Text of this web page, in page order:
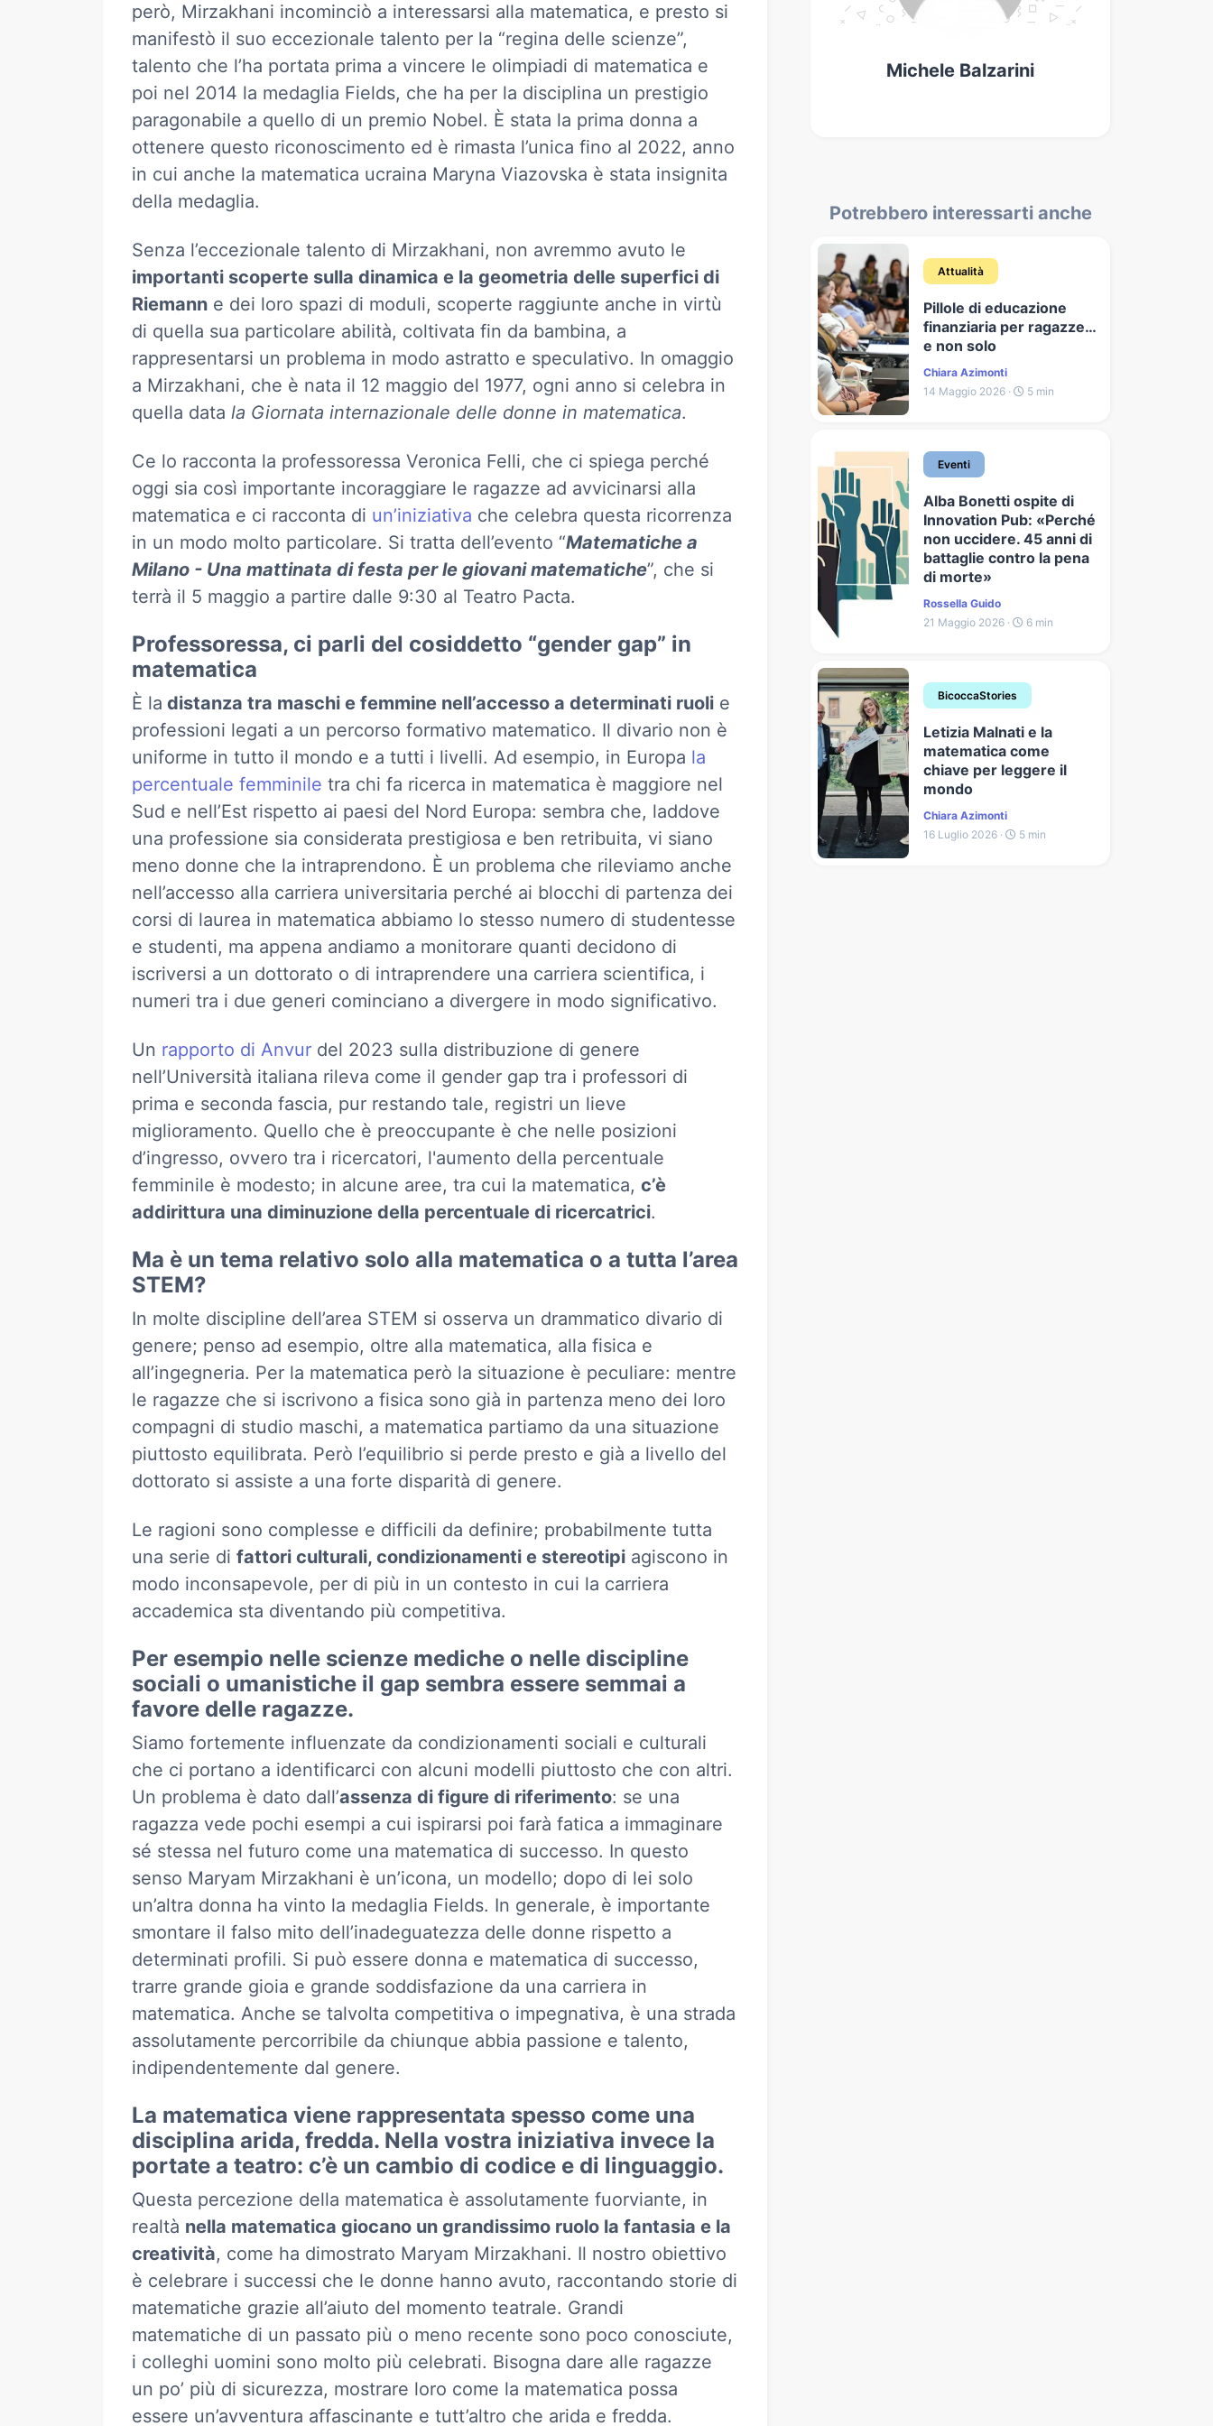
però, Mirzakhani incominciò a interessarsi alla matematica, e presto si
manifestò il suo eccezionale talento per la “regina delle scienze”,
talento che l’ha portata prima a vincere le olimpiadi di matematica e
poi nel 2014 la medaglia Fields, che ha per la disciplina un prestigio
paragonabile a quello di un premio Nobel. È stata la prima donna a
ottenere questo riconoscimento ed è rimasta l’unica fino al 2022, anno
in cui anche la matematica ucraina Maryna Viazovska è stata insignita
della medaglia.
Senza l’eccezionale talento di Mirzakhani, non avremmo avuto le
importanti scoperte sulla dinamica e la geometria delle superfici di
Riemann e dei loro spazi di moduli, scoperte raggiunte anche in virtù
di quella sua particolare abilità, coltivata fin da bambina, a
rappresentarsi un problema in modo astratto e speculativo. In omaggio
a Mirzakhani, che è nata il 12 maggio del 1977, ogni anno si celebra in
quella data la Giornata internazionale delle donne in matematica.
Ce lo racconta la professoressa Veronica Felli, che ci spiega perché
oggi sia così importante incoraggiare le ragazze ad avvicinarsi alla
matematica e ci racconta di un’iniziativa che celebra questa ricorrenza
in un modo molto particolare. Si tratta dell’evento “Matematiche a
Milano - Una mattinata di festa per le giovani matematiche”, che si
terrà il 5 maggio a partire dalle 9:30 al Teatro Pacta.
Professoressa, ci parli del cosiddetto “gender gap” in
matematica
È la distanza tra maschi e femmine nell’accesso a determinati ruoli e
professioni legati a un percorso formativo matematico. Il divario non è
uniforme in tutto il mondo e a tutti i livelli. Ad esempio, in Europa la
percentuale femminile tra chi fa ricerca in matematica è maggiore nel
Sud e nell’Est rispetto ai paesi del Nord Europa: sembra che, laddove
una professione sia considerata prestigiosa e ben retribuita, vi siano
meno donne che la intraprendono. È un problema che rileviamo anche
nell’accesso alla carriera universitaria perché ai blocchi di partenza dei
corsi di laurea in matematica abbiamo lo stesso numero di studentesse
e studenti, ma appena andiamo a monitorare quanti decidono di
iscriversi a un dottorato o di intraprendere una carriera scientifica, i
numeri tra i due generi cominciano a divergere in modo significativo.
Un rapporto di Anvur del 2023 sulla distribuzione di genere
nell’Università italiana rileva come il gender gap tra i professori di
prima e seconda fascia, pur restando tale, registri un lieve
miglioramento. Quello che è preoccupante è che nelle posizioni
d’ingresso, ovvero tra i ricercatori, l'aumento della percentuale
femminile è modesto; in alcune aree, tra cui la matematica, c’è
addirittura una diminuzione della percentuale di ricercatrici.
Ma è un tema relativo solo alla matematica o a tutta l’area
STEM?
In molte discipline dell’area STEM si osserva un drammatico divario di
genere; penso ad esempio, oltre alla matematica, alla fisica e
all’ingegneria. Per la matematica però la situazione è peculiare: mentre
le ragazze che si iscrivono a fisica sono già in partenza meno dei loro
compagni di studio maschi, a matematica partiamo da una situazione
piuttosto equilibrata. Però l’equilibrio si perde presto e già a livello del
dottorato si assiste a una forte disparità di genere.
Le ragioni sono complesse e difficili da definire; probabilmente tutta
una serie di fattori culturali, condizionamenti e stereotipi agiscono in
modo inconsapevole, per di più in un contesto in cui la carriera
accademica sta diventando più competitiva.
Per esempio nelle scienze mediche o nelle discipline
sociali o umanistiche il gap sembra essere semmai a
favore delle ragazze.
Siamo fortemente influenzate da condizionamenti sociali e culturali
che ci portano a identificarci con alcuni modelli piuttosto che con altri.
Un problema è dato dall’assenza di figure di riferimento: se una
ragazza vede pochi esempi a cui ispirarsi poi farà fatica a immaginare
sé stessa nel futuro come una matematica di successo. In questo
senso Maryam Mirzakhani è un’icona, un modello; dopo di lei solo
un’altra donna ha vinto la medaglia Fields. In generale, è importante
smontare il falso mito dell’inadeguatezza delle donne rispetto a
determinati profili. Si può essere donna e matematica di successo,
trarre grande gioia e grande soddisfazione da una carriera in
matematica. Anche se talvolta competitiva o impegnativa, è una strada
assolutamente percorribile da chiunque abbia passione e talento,
indipendentemente dal genere.
La matematica viene rappresentata spesso come una
disciplina arida, fredda. Nella vostra iniziativa invece la
portate a teatro: c’è un cambio di codice e di linguaggio.
Questa percezione della matematica è assolutamente fuorviante, in
realtà nella matematica giocano un grandissimo ruolo la fantasia e la
creatività, come ha dimostrato Maryam Mirzakhani. Il nostro obiettivo
è celebrare i successi che le donne hanno avuto, raccontando storie di
matematiche grazie all’aiuto del momento teatrale. Grandi
matematiche di un passato più o meno recente sono poco conosciute,
i colleghi uomini sono molto più celebrati. Bisogna dare alle ragazze
un po’ più di sicurezza, mostrare loro come la matematica possa
essere un’avventura affascinante e tutt’altro che arida e fredda.
Michele Balzarini
Potrebbero interessarti anche
Attualità
Pillole di educazione
finanziaria per ragazze…
e non solo
Chiara Azimonti
14 Maggio 2026 ·
5 min
Eventi
Alba Bonetti ospite di
Innovation Pub: «Perché
non uccidere. 45 anni di
battaglie contro la pena
di morte»
Rossella Guido
21 Maggio 2026 ·
6 min
BicoccaStories
Letizia Malnati e la
matematica come
chiave per leggere il
mondo
Chiara Azimonti
16 Luglio 2026 ·
5 min